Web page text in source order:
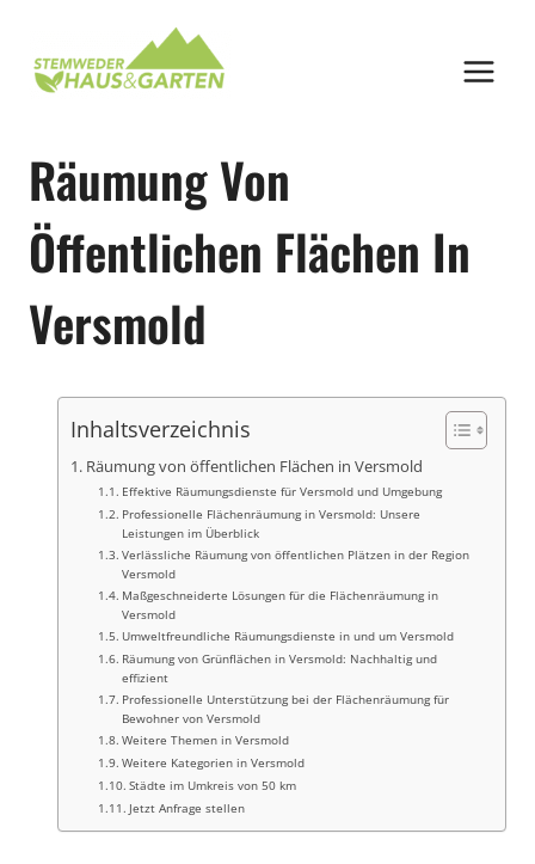
springen
Räumung Von
Öffentlichen Flächen In
Versmold
Inhaltsverzeichnis
Räumung von öffentlichen Flächen in Versmold
Effektive Räumungsdienste für Versmold und Umgebung
Professionelle Flächenräumung in Versmold: Unsere
Leistungen im Überblick
Verlässliche Räumung von öffentlichen Plätzen in der Region
Versmold
Maßgeschneiderte Lösungen für die Flächenräumung in
Versmold
Umweltfreundliche Räumungsdienste in und um Versmold
Räumung von Grünflächen in Versmold: Nachhaltig und
effizient
Professionelle Unterstützung bei der Flächenräumung für
Bewohner von Versmold
Weitere Themen in Versmold
Weitere Kategorien in Versmold
Städte im Umkreis von 50 km
Jetzt Anfrage stellen